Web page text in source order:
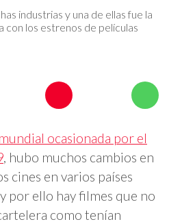
industrias y una de ellas fue la
con los estrenos de películas
ocasionada por el
, hubo muchos cambios en
cines en varios países
por ello hay filmes que no
como tenían